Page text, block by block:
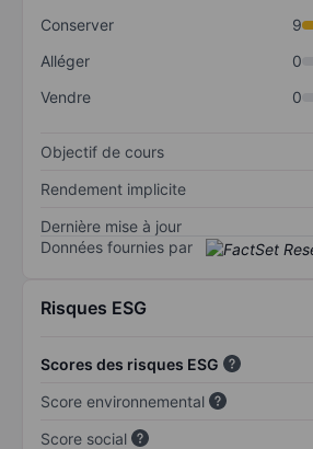
Conserver
9
Alléger
0
Vendre
0
Objectif de cours
Rendement implicite
Dernière mise à jour
Données fournies par
Risques ESG
Scores des risques ESG
Score environnemental
Score social